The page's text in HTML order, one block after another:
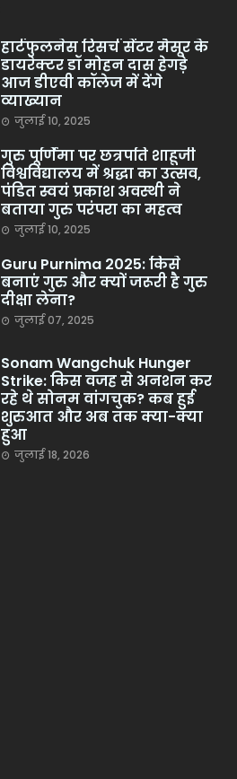
हार्टफुलनेस रिसर्च सेंटर मैसूर के
डायरेक्टर डॉ मोहन दास हेगड़े
आज डीएवी कॉलेज में देंगे
व्याख्यान
जुलाई 10, 2025
गुरु पूर्णिमा पर छत्रपति शाहूजी
विश्वविद्यालय में श्रद्धा का उत्सव,
पंडित स्वयं प्रकाश अवस्थी ने
बताया गुरु परंपरा का महत्व
जुलाई 10, 2025
Guru Purnima 2025: किसे
बनाएं गुरु और क्यों जरूरी है गुरु
दीक्षा लेना?
जुलाई 07, 2025
Sonam Wangchuk Hunger
Strike: किस वजह से अनशन कर
रहे थे सोनम वांगचुक? कब हुई
शुरुआत और अब तक क्या-क्या
हुआ
जुलाई 18, 2026